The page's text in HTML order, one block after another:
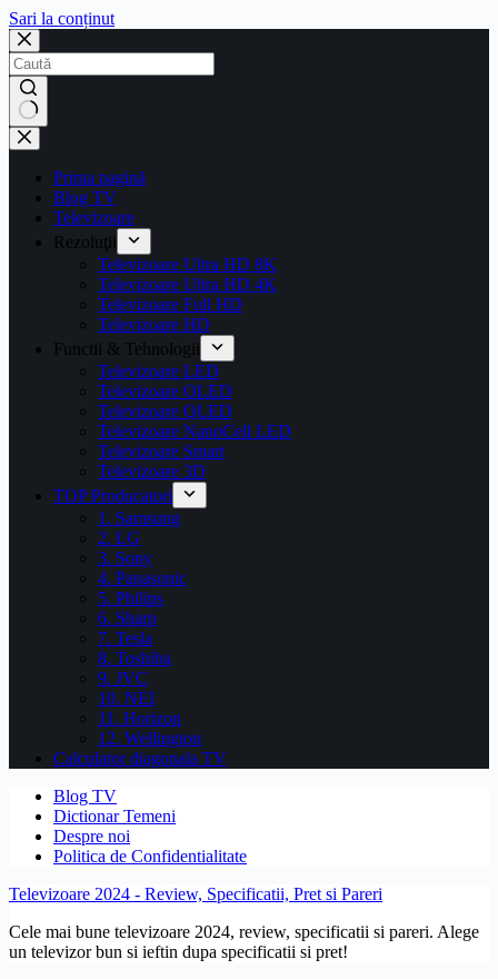
Sari la conținut
Prima pagină
Blog TV
Televizoare
Rezoluţii
Televizoare Ultra HD 8K
Televizoare Ultra HD 4K
Televizoare Full HD
Televizoare HD
Functii & Tehnologii
Televizoare LED
Televizoare OLED
Televizoare QLED
Televizoare NanoCell LED
Televizoare Smart
Televizoare 3D
TOP Producatori
1. Samsung
2. LG
3. Sony
4. Panasonic
5. Philips
6. Sharp
7. Tesla
8. Toshiba
9. JVC
10. NEI
11. Horizon
12. Wellington
Calculator diagonala TV
Blog TV
Dictionar Temeni
Despre noi
Politica de Confidentialitate
Televizoare 2024 - Review, Specificatii, Pret si Pareri
Cele mai bune televizoare 2024, review, specificatii si pareri. Alege
un televizor bun si ieftin dupa specificatii si pret!